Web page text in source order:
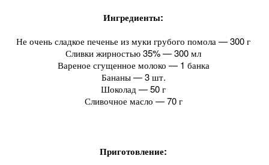
Ингредиенты:
Не очень сладкое печенье из муки грубого помола — 300 г
Сливки жирностью 35% — 300 мл
Вареное сгущенное молоко — 1 банка
Бананы — 3 шт.
Шоколад — 50 г
Сливочное масло — 70 г
Приготовление: